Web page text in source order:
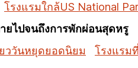
โรงแรมใกล้US National
ยไปจนถึงการพักผ่อนสุดหรู
ววันหยุดยอดนิยม โรงแรม